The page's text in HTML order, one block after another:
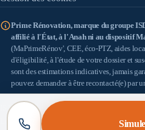
Prime Rénovation, marque du groupe
affilié à l'État, à l'Anah ni au dispositif
(MaPrimeRénov', CEE, éco-PTZ, aides
d'éligibilité, à l'étude de votre dossier et
sont des estimations indicatives, jamais
pouvez demander à être recontacté(e) par
IS DIAG
(SASU au capital de 100 €) —
Léon Paul Fargue, 95200 Sarcelles — TVA :